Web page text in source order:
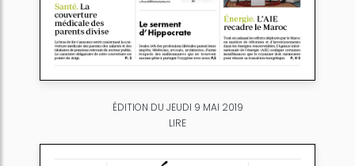
ÉDITION DU JEUDI 9 MAI 2019
LIRE